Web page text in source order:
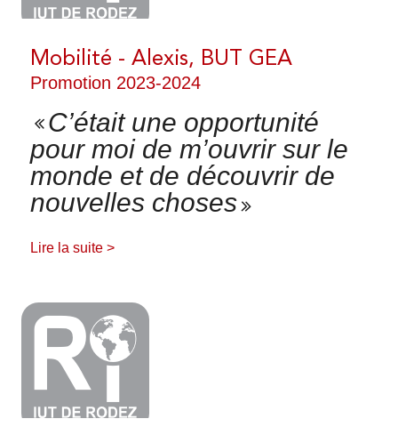
TÉMOIGNAGES
FERMER
ACCUEILLIR NOS
ÉTUDIANTS
Accueillir des alternants
PROPOSEZ DES OFFRES DE STAGE ET
D'ALTERNANCE
TÉLÉCHARGEZ NOTRE PRÉSENTATION
Mobilité - Alexis, BUT GEA
Promotion 2023-2024
C’était une opportunité
pour moi de m’ouvrir sur le
monde et de découvrir de
nouvelles choses
Lire la suite >